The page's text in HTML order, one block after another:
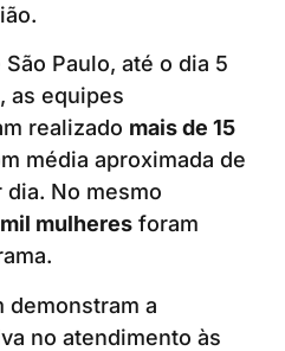
Paulo, até o dia 5
as equipes
realizado mais de 15
média aproximada de
No mesmo
mil mulheres foram
demonstram a
no atendimento às